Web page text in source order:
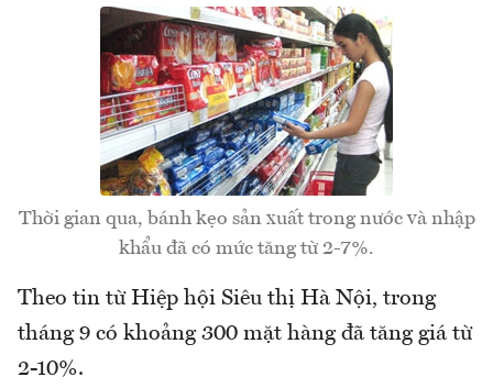
Thời gian qua, bánh kẹo sản xuất trong nước và nhập
khẩu đã có mức tăng từ 2-7%.
Theo tin từ Hiệp hội Siêu thị Hà Nội, trong
tháng 9 có khoảng 300 mặt hàng đã tăng giá từ
2-10%.